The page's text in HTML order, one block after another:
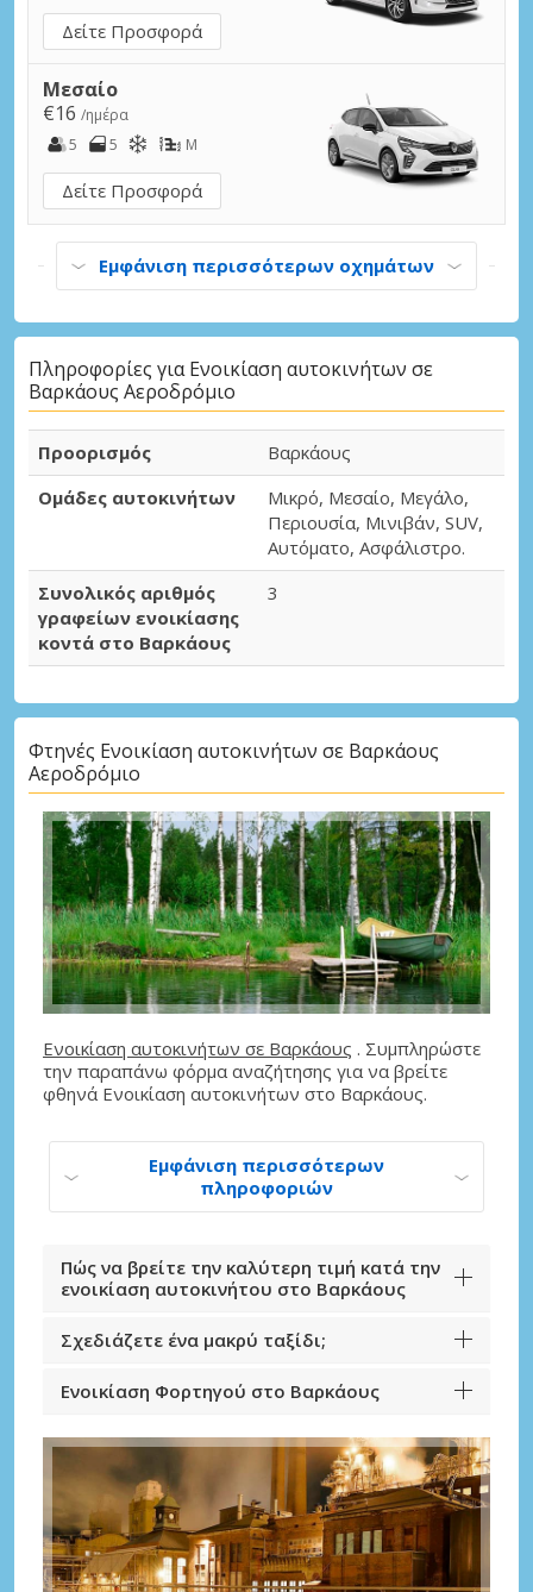
Δείτε Προσφορά
Μεσαίο
€16 /ημέρα
5
5 M
Δείτε Προσφορά
Εμφάνιση περισσότερων οχημάτων
Πληροφορίες για Ενοικίαση αυτοκινήτων σε
Βαρκάους Αεροδρόμιο
Προορισμός
Βαρκάους
Ομάδες αυτοκινήτων
Μικρό, Μεσαίο, Μεγάλο,
Περιουσία, Μινιβάν, SUV,
Αυτόματο, Ασφάλιστρο.
Συνολικός αριθμός
γραφείων ενοικίασης
κοντά στο Βαρκάους
3
Φτηνές Ενοικίαση αυτοκινήτων σε Βαρκάους
Αεροδρόμιο
Ενοικίαση αυτοκινήτων σε Βαρκάους . Συμπληρώστε
την παραπάνω φόρμα αναζήτησης για να βρείτε
φθηνά Ενοικίαση αυτοκινήτων στο Βαρκάους.
Εμφάνιση περισσότερων
πληροφοριών
Πώς να βρείτε την καλύτερη τιμή κατά την
ενοικίαση αυτοκινήτου στο Βαρκάους
Σχεδιάζετε ένα μακρύ ταξίδι;
Ενοικίαση Φορτηγού στο Βαρκάους